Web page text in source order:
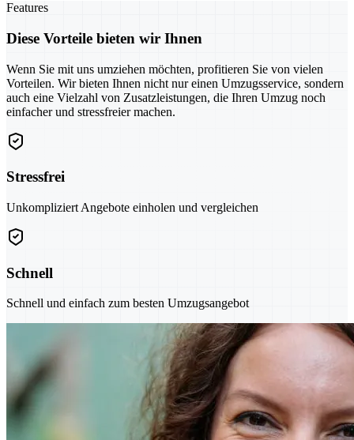
Features
Diese Vorteile bieten wir Ihnen
Wenn Sie mit uns umziehen möchten, profitieren Sie von vielen
Vorteilen. Wir bieten Ihnen nicht nur einen Umzugsservice, sondern
auch eine Vielzahl von Zusatzleistungen, die Ihren Umzug noch
einfacher und stressfreier machen.
Stressfrei
Unkompliziert Angebote einholen und vergleichen
Schnell
Schnell und einfach zum besten Umzugsangebot